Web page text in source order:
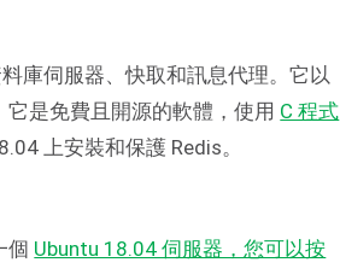
庫伺服器、快取和訊息代理。它以
是免費且開源的軟體，使用 C 程式
上安裝和保護 Redis。
個 Ubuntu 18.04 伺服器，您可以按